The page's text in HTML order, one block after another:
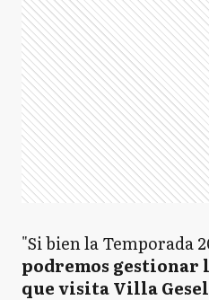
"Si bien la Temporada
podremos gestionar
que visita Villa